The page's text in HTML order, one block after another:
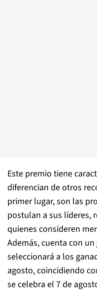
Este premio tiene
diferencian de otros
primer lugar, son las
postulan a sus líderes,
quienes consideren
Además, cuenta con
seleccionará a los
agosto, coincidiendo
se celebra el 7 de